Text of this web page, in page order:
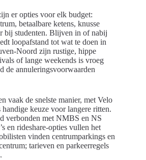
er opties voor elk budget:
betaalbare ketens, knusse
bij studenten. Blijven in of nabij
loopafstand tot wat te doen in
Noord zijn rustige, hippe
of lange weekends is vroeg
de annuleringsvoorwaarden
vaak de snelste manier, met Velo
keuze voor langere ritten.
verbonden met NMBS en NS
en rideshare-opties vullen het
vinden centrumparkings en
tarieven en parkeerregels